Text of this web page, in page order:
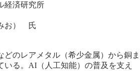
経済研究所
お） 氏
どのレアメタル（希少金属）から銅ま
いる。AI（人工知能）の普及を支え